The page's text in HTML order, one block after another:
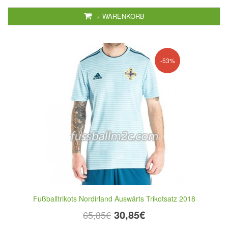
+ WARENKORB
-53%
Fußballtrikots Nordirland Auswärts Trikotsatz 2018
65,85€ 30,85€